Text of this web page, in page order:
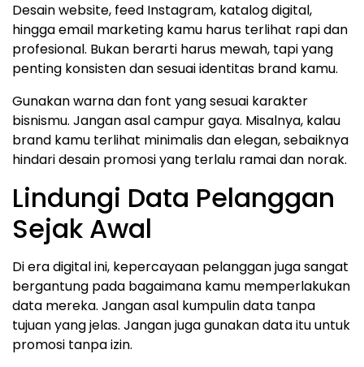
Desain website, feed Instagram, katalog digital,
hingga email marketing kamu harus terlihat rapi dan
profesional. Bukan berarti harus mewah, tapi yang
penting konsisten dan sesuai identitas brand kamu.
Gunakan warna dan font yang sesuai karakter
bisnismu. Jangan asal campur gaya. Misalnya, kalau
brand kamu terlihat minimalis dan elegan, sebaiknya
hindari desain promosi yang terlalu ramai dan norak.
Lindungi Data Pelanggan
Sejak Awal
Di era digital ini, kepercayaan pelanggan juga sangat
bergantung pada bagaimana kamu memperlakukan
data mereka. Jangan asal kumpulin data tanpa
tujuan yang jelas. Jangan juga gunakan data itu untuk
promosi tanpa izin.